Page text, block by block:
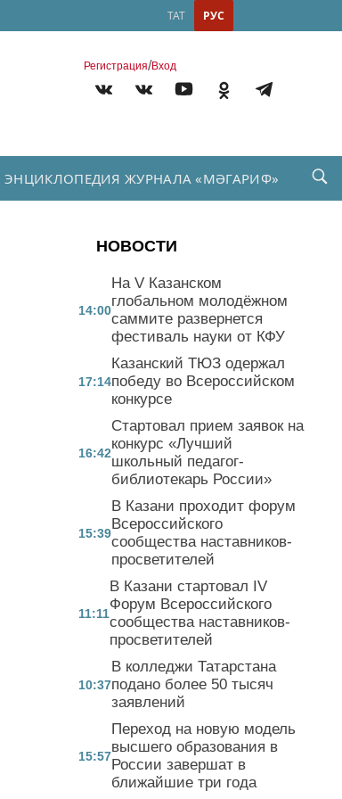
РУС
ТАТ
Регистрация/Вход
ЭНЦИКЛОПЕДИЯ ЖУРНАЛА «МӘГАРИФ»
НОВОСТИ
14:00
На V Казанском
глобальном молодёжном
саммите развернется
фестиваль науки от КФУ
17:14
Казанский ТЮЗ одержал
победу во Всероссийском
конкурсе
16:42
Стартовал прием заявок на
конкурс «Лучший
школьный педагог-
библиотекарь России»
15:39
В Казани проходит форум
Всероссийского
сообщества наставников-
просветителей
11:11
В Казани стартовал IV
Форум Всероссийского
сообщества наставников-
просветителей
10:37
В колледжи Татарстана
подано более 50 тысяч
заявлений
15:57
Переход на новую модель
высшего образования в
России завершат в
ближайшие три года